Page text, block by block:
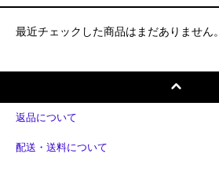
最近チェックした商品はまだありません。
返品について
配送・送料について